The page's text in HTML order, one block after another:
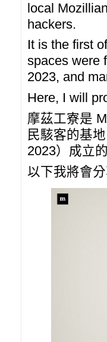
local
hackers.
It is the first
spaces were
2023, and
Here, I will
摩茲工寮是
民駭客的基
2023）成立
以下我將會